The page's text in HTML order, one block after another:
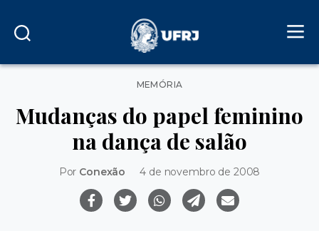
Categorias
MEMÓRIA
Mudanças do papel feminino
na dança de salão
Por Conexão 4 de novembro de 2008